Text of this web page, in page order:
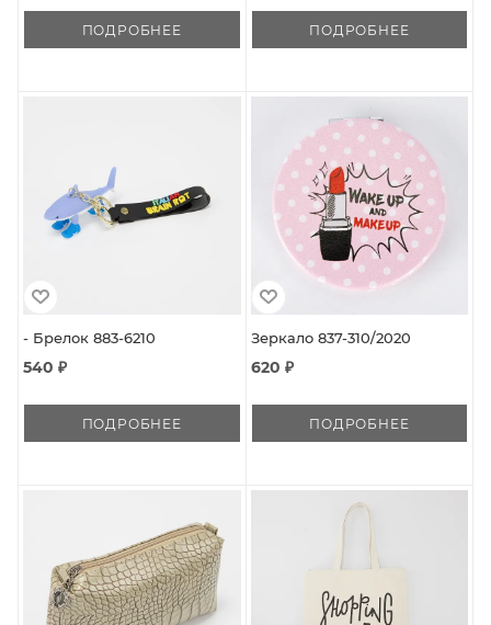
ПОДРОБНЕЕ ПОДРОБНЕЕ
- Брелок 883-6210
540 ₽
ПОДРОБНЕЕ
Зеркало 837-310/2020
620 ₽
ПОДРОБНЕЕ